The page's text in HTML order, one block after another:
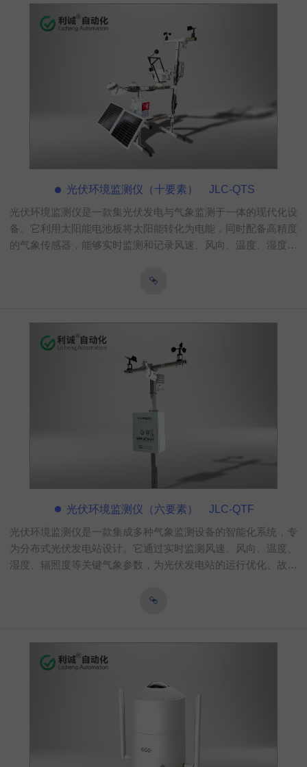
光伏环境监测仪（十要素） JLC-QTS
光伏环境监测仪是一款集光伏发电与气象监测于一体的现代化设
备。它利用太阳能电池板将太阳能转化为电能，同时配备高精度
的气象传感器，能够实时监测和记录风速、风向、温度、湿度、
在线监测，确保数据的准确性和可靠性。产品内置大容量存储芯
放，有利于保护环境。
光伏环境监测仪（六要素） JLC-QTF
光伏环境监测仪是一款集成多种气象监测设备的智能化系统，专
为分布式光伏发电站设计。它通过实时监测风速、风向、温度、
湿度、辐照度等关键气象参数，为光伏发电站的运行优化、故障
区的光伏电站、城市屋顶光伏系统以及大型地面光伏电站等，助